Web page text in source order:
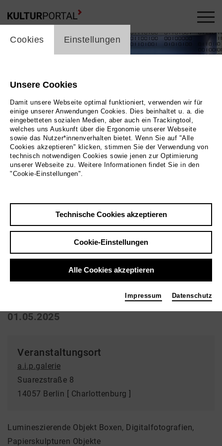
Übersicht
Ausstellung | Kunst
Time will Tell
01.05.2025
Veranstaltungsort
a.i.p.galerie
Suarezstraße 8
14057 Berlin [ Charlottenburg ]
Lumineszierende Objekt Boxen, Digitalfotografien,
Papierskulpturen Objekte
cookie_layer
Cookies Einstellungen
Unsere Cookies
Damit unsere Webseite optimal funktioniert, verwenden wir für
einige unserer Anwendungen Cookies. Dies beinhaltet u. a. die
eingebetteten sozialen Medien, aber auch ein Trackingtool,
welches uns Auskunft über die Ergonomie unserer Webseite
sowie das Nutzer*innenverhalten bietet. Wenn Sie auf "Alle
Cookies akzeptieren" klicken, stimmen Sie der Verwendung von
technisch notwendigen Cookies sowie jenen zur Optimierung
unserer Webseite zu. Weitere Informationen findet Sie in den
"Cookie-Einstellungen".
Technische Cookies akzeptieren
Cookie-Einstellungen
Alle Cookies akzeptieren
Impressum Datenschutz